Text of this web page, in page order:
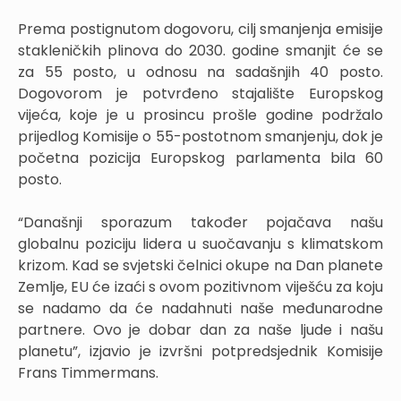
Prema postignutom dogovoru, cilj smanjenja emisije
stakleničkih plinova do 2030. godine smanjit će se
za 55 posto, u odnosu na sadašnjih 40 posto.
Dogovorom je potvrđeno stajalište Europskog
vijeća, koje je u prosincu prošle godine podržalo
prijedlog Komisije o 55-postotnom smanjenju, dok je
početna pozicija Europskog parlamenta bila 60
posto.
“Današnji sporazum također pojačava našu
globalnu poziciju lidera u suočavanju s klimatskom
krizom. Kad se svjetski čelnici okupe na Dan planete
Zemlje, EU će izaći s ovom pozitivnom viješću za koju
se nadamo da će nadahnuti naše međunarodne
partnere. Ovo je dobar dan za naše ljude i našu
planetu”, izjavio je izvršni potpredsjednik Komisije
Frans Timmermans.